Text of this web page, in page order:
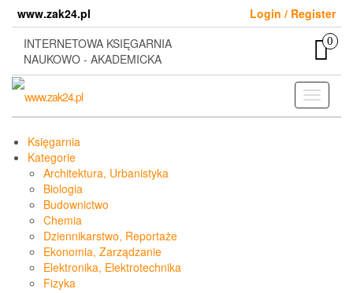
content
www.zak24.pl
Login / Register
INTERNETOWA KSIĘGARNIA
NAUKOWO - AKADEMICKA
0
Toggle
Księgarnia
Kategorie
Architektura, Urbanistyka
Biologia
Budownictwo
Chemia
Dziennikarstwo, Reportaże
Ekonomia, Zarządzanie
Elektronika, Elektrotechnika
Fizyka